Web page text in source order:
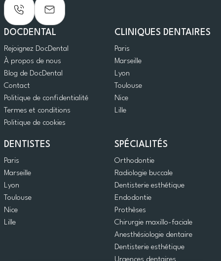
DOCDENTAL
Rejoignez DocDental
À propos de nous
Blog de DocDental
Contact
Politique de confidentialité
Termes et conditions
Politique de cookies
CLINIQUES DENTAIRES
Paris
Marseille
Lyon
Toulouse
Nice
Lille
DENTISTES
Paris
Marseille
Lyon
Toulouse
Nice
Lille
SPÉCIALITÉS
Orthodontie
Radiologie buccale
Dentisterie esthétique
Endodontie
Prothèses
Chirurgie maxillo-faciale
Anesthésiologie dentaire
Dentisterie esthétique